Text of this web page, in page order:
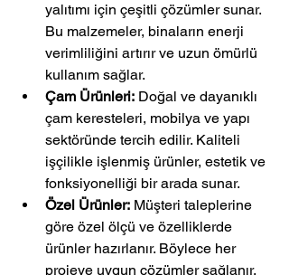
yalıtımı için çeşitli çözümler sunar.
Bu malzemeler, binaların enerji
verimliliğini artırır ve uzun ömürlü
kullanım sağlar.
Çam Ürünleri: Doğal ve dayanıklı
çam keresteleri, mobilya ve yapı
sektöründe tercih edilir. Kaliteli
işçilikle işlenmiş ürünler, estetik ve
fonksiyonelliği bir arada sunar.
Özel Ürünler: Müşteri taleplerine
göre özel ölçü ve özelliklerde
ürünler hazırlanır. Böylece her
projeye uygun çözümler sağlanır.